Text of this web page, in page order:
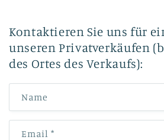
Kontaktieren Sie uns für
unseren Privatverkäufen
des Ortes des Verkaufs):
Name
Email *